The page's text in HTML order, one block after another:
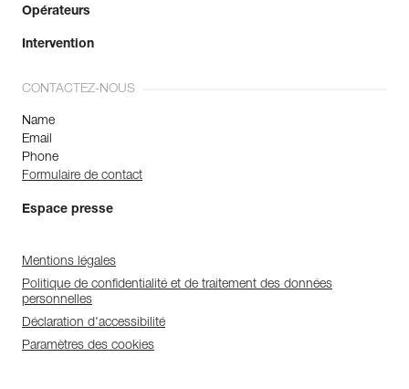
Opérateurs
Intervention
CONTACTEZ-NOUS
Name
Email
Phone
Formulaire de contact
Espace presse
Mentions légales
Politique de confidentialité et de traitement des données
personnelles
Déclaration d'accessibilité
Paramètres des cookies